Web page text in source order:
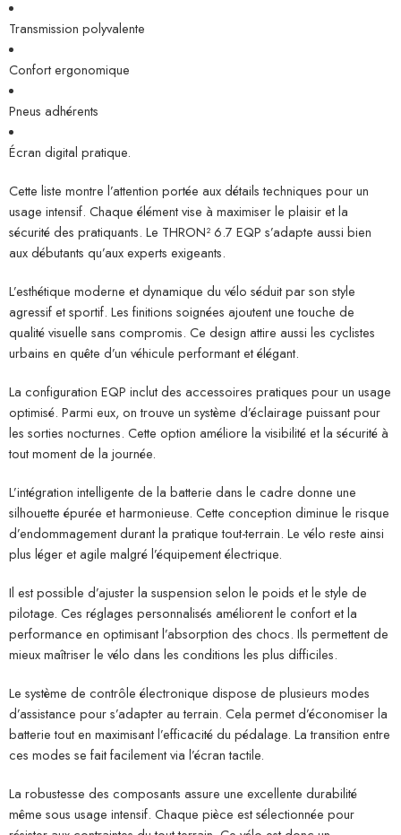
Transmission polyvalente
Confort ergonomique
Pneus adhérents
Écran digital pratique.
Cette liste montre l’attention portée aux détails techniques pour un
usage intensif. Chaque élément vise à maximiser le plaisir et la
sécurité des pratiquants. Le THRON² 6.7 EQP s’adapte aussi bien
aux débutants qu’aux experts exigeants.
L’esthétique moderne et dynamique du vélo séduit par son style
agressif et sportif. Les finitions soignées ajoutent une touche de
qualité visuelle sans compromis. Ce design attire aussi les cyclistes
urbains en quête d’un véhicule performant et élégant.
La configuration EQP inclut des accessoires pratiques pour un usage
optimisé. Parmi eux, on trouve un système d’éclairage puissant pour
les sorties nocturnes. Cette option améliore la visibilité et la sécurité à
tout moment de la journée.
L’intégration intelligente de la batterie dans le cadre donne une
silhouette épurée et harmonieuse. Cette conception diminue le risque
d’endommagement durant la pratique tout-terrain. Le vélo reste ainsi
plus léger et agile malgré l’équipement électrique.
Il est possible d’ajuster la suspension selon le poids et le style de
pilotage. Ces réglages personnalisés améliorent le confort et la
performance en optimisant l’absorption des chocs. Ils permettent de
mieux maîtriser le vélo dans les conditions les plus difficiles.
Le système de contrôle électronique dispose de plusieurs modes
d’assistance pour s’adapter au terrain. Cela permet d’économiser la
batterie tout en maximisant l’efficacité du pédalage. La transition entre
ces modes se fait facilement via l’écran tactile.
La robustesse des composants assure une excellente durabilité
même sous usage intensif. Chaque pièce est sélectionnée pour